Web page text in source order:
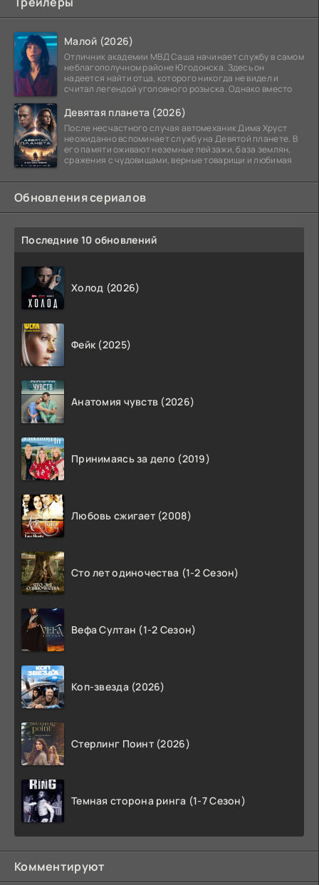
Малой (2026)
Отличник академии МВД Саша начинает службу в самом
неблагополучном районе Югодонска. Здесь он
надеется найти отца, которого никогда не видел и
считал легендой уголовного розыска. Однако вместо
Девятая планета (2026)
После несчастного случая автомеханик Дима Хруст
неожиданно вспоминает службу на Девятой планете. В
его памяти оживают неземные пейзажи, база землян,
сражения с чудовищами, верные товарищи и любимая
Обновления сериалов
Последние 10 обновлений
Холод (2026)
Фейк (2025)
Анатомия чувств (2026)
Принимаясь за дело (2019)
Любовь сжигает (2008)
Сто лет одиночества (1-2 Сезон)
Вефа Султан (1-2 Сезон)
Коп-звезда (2026)
Стерлинг Поинт (2026)
Темная сторона ринга (1-7 Сезон)
Комментируют